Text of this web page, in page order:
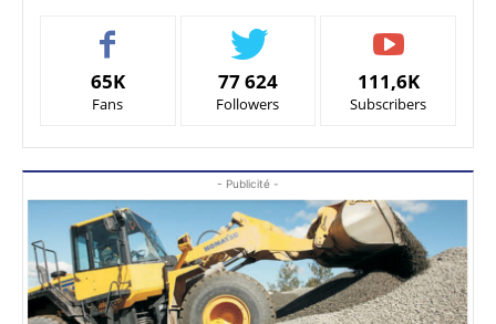
65K
Fans
77 624
Followers
111,6K
Subscribers
- Publicité -